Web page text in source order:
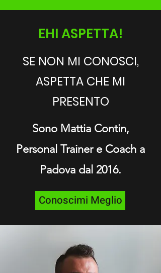
EHI ASPETTA!
SE NON MI CONOSCI,
ASPETTA CHE MI
PRESENTO
Sono Mattia Contin,
Personal Trainer e Coach a
Padova dal 2016.
Conoscimi Meglio